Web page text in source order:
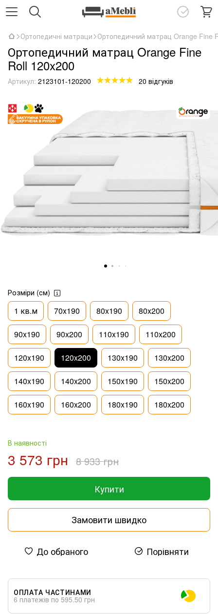
Ортопедичні матраци Ортопедичний матрац Orange Fine
Ортопедичний матрац Orange Fine
Roll 120x200
Артикул: 2123101-120200 20 відгуків
Розміри (см)
1 кв.м 70x190 80x190 80x200
90x190 90x200 110x190 110x200
120x190 120x200 130x190 130x200
140x190 140x200 150x190 150x200
160x190 160x200 180x190 180x200
В наявності
3 573 грн 8 933 грн
Купити
Замовити швидко
До обраного Порівняти
ОПЛАТА ЧАСТИНАМИ
6 платежів по 595.50 грн